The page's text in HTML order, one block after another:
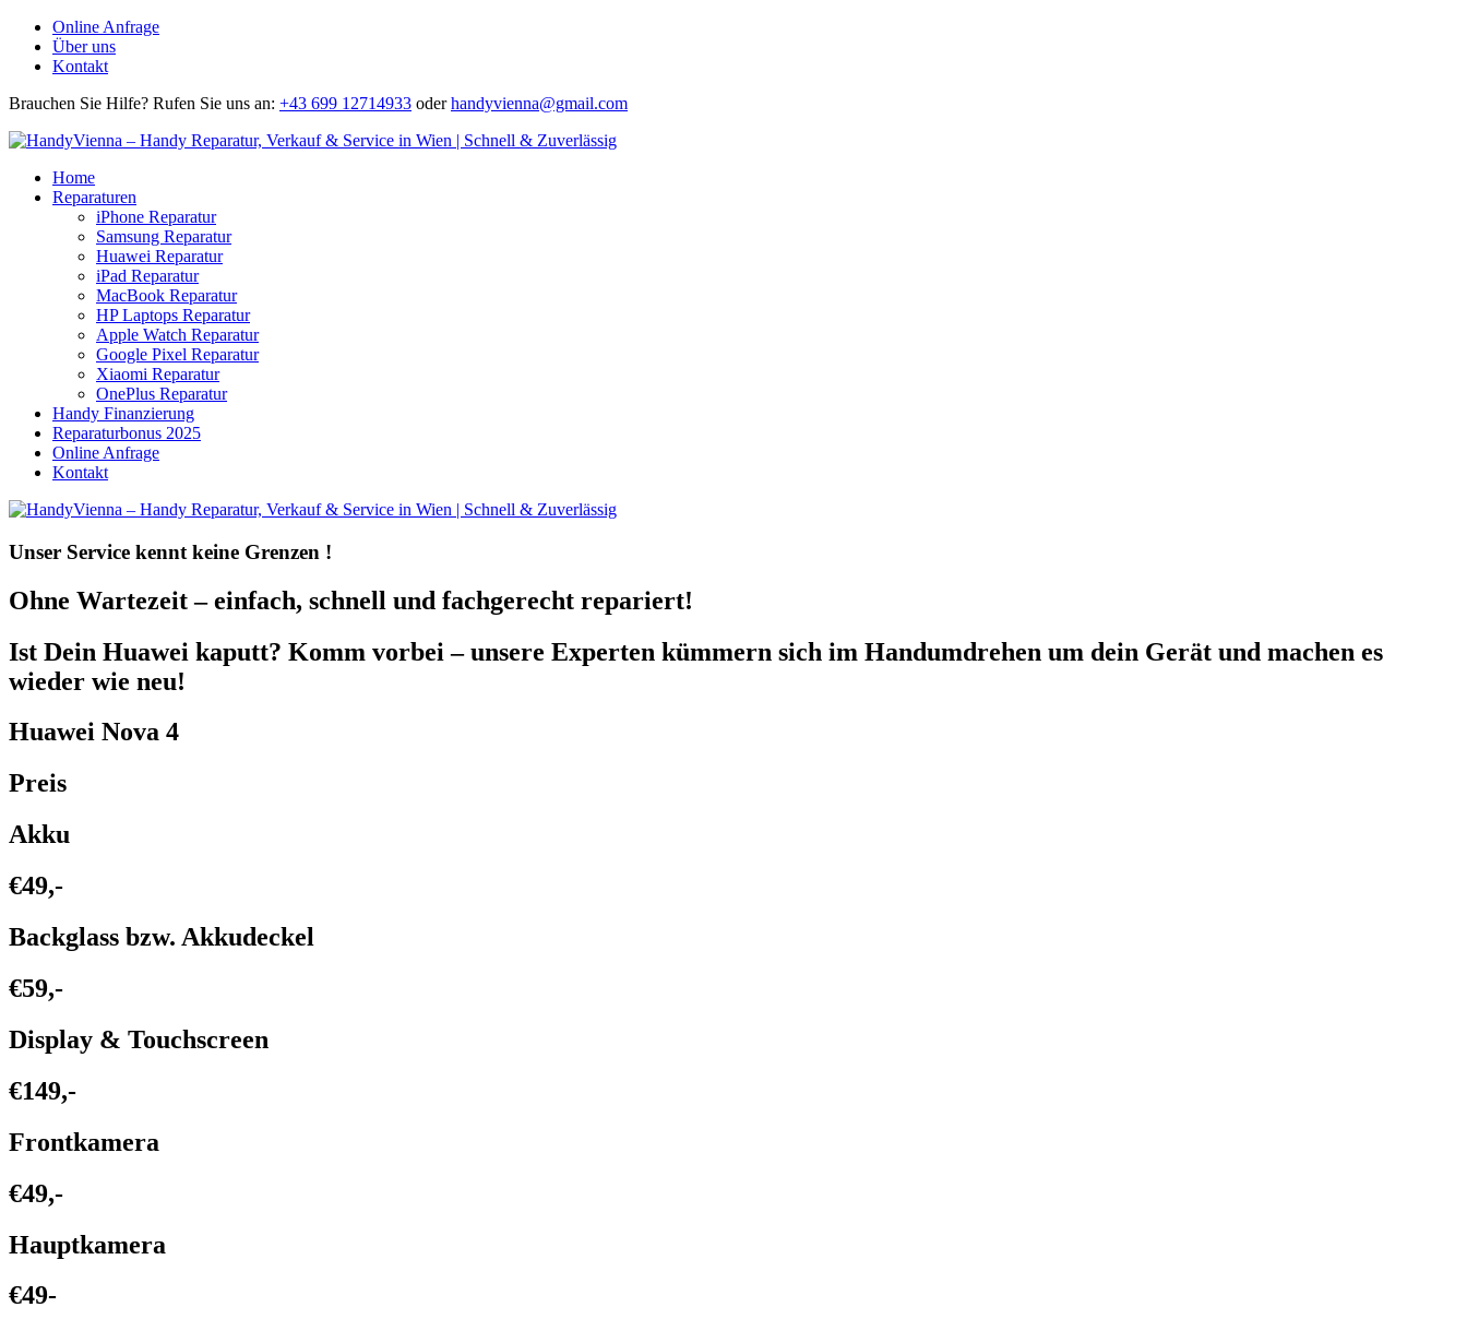
Online Anfrage
Über uns
Kontakt
Brauchen Sie Hilfe? Rufen Sie uns an: +43 699 12714933 oder handyvienna@gmail.com
Home
Reparaturen
iPhone Reparatur
Samsung Reparatur
Huawei Reparatur
iPad Reparatur
MacBook Reparatur
HP Laptops Reparatur
Apple Watch Reparatur
Google Pixel Reparatur
Xiaomi Reparatur
OnePlus Reparatur
Handy Finanzierung
Reparaturbonus 2025
Online Anfrage
Kontakt
Unser Service kennt keine Grenzen !
Ohne Wartezeit – einfach, schnell und fachgerecht repariert!
Ist Dein Huawei kaputt? Komm vorbei – unsere Experten kümmern sich im Handumdrehen um dein Gerät und machen es
wieder wie neu!
Huawei Nova 4
Preis
Akku
€49,-
Backglass bzw. Akkudeckel
€59,-
Display & Touchscreen
€149,-
Frontkamera
€49,-
Hauptkamera
€49-